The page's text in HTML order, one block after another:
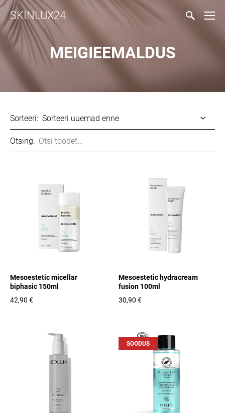
SKINLUX24
MEIGIEEMALDUS
Sorteeri:
Otsing:
Mesoestetic micellar
biphasic 150ml
42,90 €
Mesoestetic hydracream
fusion 100ml
30,90 €
SOODUS